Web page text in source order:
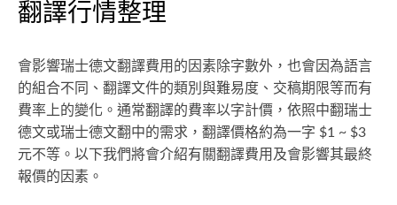
翻譯行情整理
會影響瑞士德文翻譯費用的因素除字數外，也會因為語言
的組合不同、翻譯文件的類別與難易度、交稿期限等而有
費率上的變化。通常翻譯的費率以字計價，依照中翻瑞士
德文或瑞士德文翻中的需求，翻譯價格約為一字 $1 ~ $3
元不等。以下我們將會介紹有關翻譯費用及會影響其最終
報價的因素。